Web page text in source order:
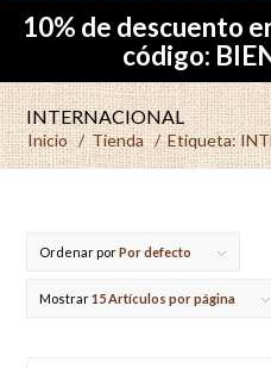
10% de descuento
código:
INTERNACIONAL
Inicio / Tienda / Etiqueta:
Ordenar porPor defecto
Mostrar15 Artículos por página